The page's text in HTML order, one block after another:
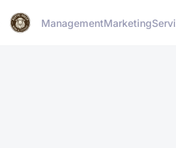
ManagementMarketing